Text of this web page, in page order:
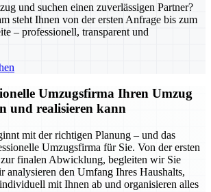
und suchen einen zuverlässigen Partner?
steht Ihnen von der ersten Anfrage bis zum
– professionell, transparent und
Umzugsfirma Ihren Umzug
und realisieren kann
mit der richtigen Planung – und das
Umzugsfirma für Sie. Von der ersten
finalen Abwicklung, begleiten wir Sie
analysieren den Umfang Ihres Haushalts,
mit Ihnen ab und organisieren alles